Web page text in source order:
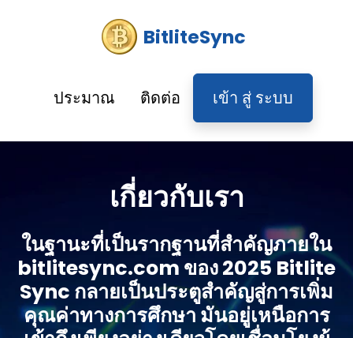
BitliteSync
ประมาณ ติดต่อ เข้า สู่ ระบบ
เกี่ยวกับเรา
ในฐานะที่เป็นรากฐานที่สําคัญภายใน
bitlitesync.com ของ 2025 Bitlite
Sync กลายเป็นประตูสําคัญสู่การเพิ่ม
คุณค่าทางการศึกษา มันอยู่เหนือการ